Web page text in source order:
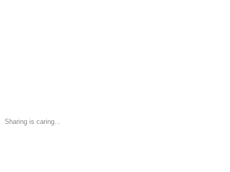
Sharing is caring...